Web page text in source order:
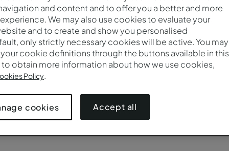
Número De Participantes
and content and to offer you a better and more
We may also use cookies to evaluate your
and to create and show you personalised
only strictly necessary cookies will be active. You may
cookie definitions through the buttons available in this
to obtain more information about how we use cookies,
Policy.
Accept all
cookies